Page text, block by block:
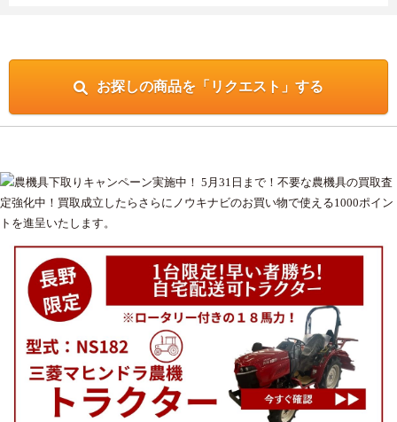
お探しの商品を「リクエスト」する